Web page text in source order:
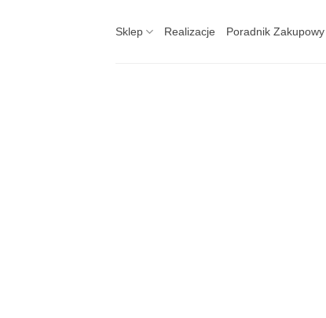
Sklep Realizacje Poradnik Zakupowy